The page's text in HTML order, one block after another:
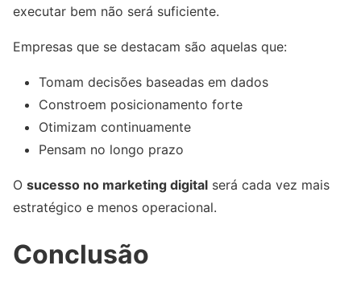
executar bem não será suficiente.
Empresas que se destacam são aquelas que:
Tomam decisões baseadas em dados
Constroem posicionamento forte
Otimizam continuamente
Pensam no longo prazo
O sucesso no marketing digital será cada vez mais
estratégico e menos operacional.
Conclusão